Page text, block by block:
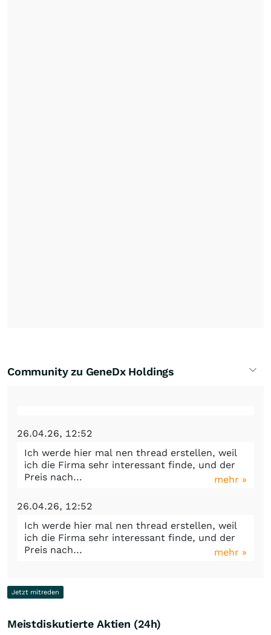
Community zu GeneDx Holdings
26.04.26, 12:52
Ich werde hier mal nen thread erstellen, weil
ich die Firma sehr interessant finde, und der
Preis nach...
mehr »
26.04.26, 12:52
Ich werde hier mal nen thread erstellen, weil
ich die Firma sehr interessant finde, und der
Preis nach...
mehr »
Jetzt mitreden
Meistdiskutierte Aktien (24h)